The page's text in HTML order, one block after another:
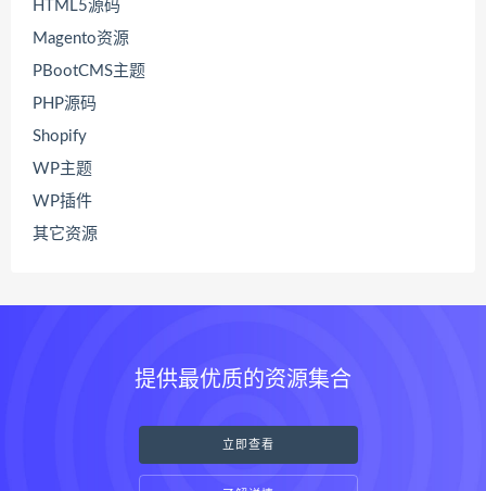
HTML5源码
Magento资源
PBootCMS主题
PHP源码
Shopify
WP主题
WP插件
其它资源
提供最优质的资源集合
立即查看